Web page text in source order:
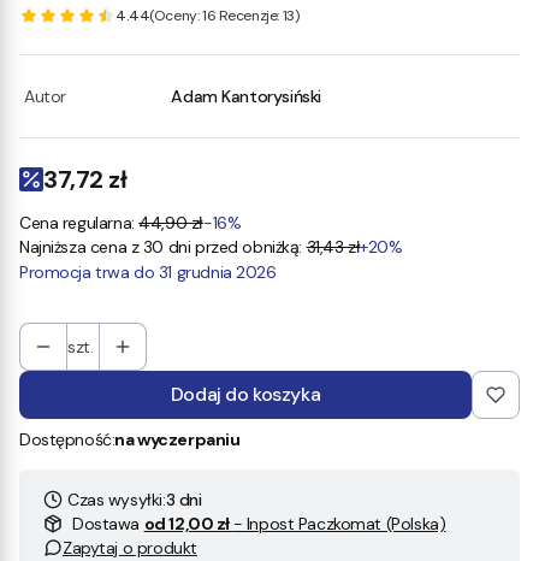
4.44(Oceny: 16 Recenzje: 13)
Autor Adam Kantorysiński
37,72 zł
Cena regularna: 44,90 zł-16%
Najniższa cena z 30 dni przed obniżką: 31,43 zł+20%
Promocja trwa do 31 grudnia 2026
szt.
Dodaj do koszyka
Dostępność:na wyczerpaniu
Czas wysyłki:3 dni
Dostawa od 12,00 zł - Inpost Paczkomat (Polska)
Zapytaj o produkt